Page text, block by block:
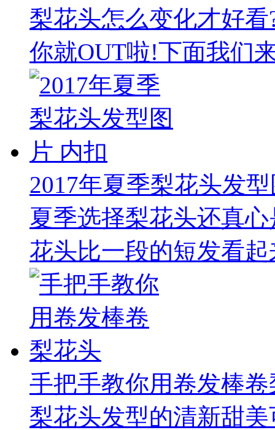
梨花头怎么变化才好
你就OUT啦!下面我们
2017年夏季梨花头发
夏季选择梨花头还真
花头比一段的短发看
手把手教你用卷发棒
梨花头发型的清新甜